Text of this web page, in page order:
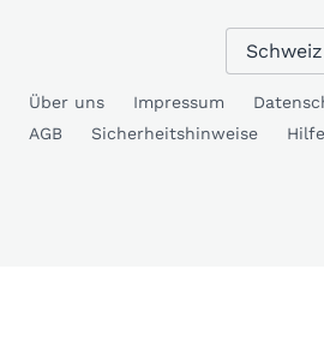
Über uns Impressum
AGB
Sicherheitshinweise Hilfe